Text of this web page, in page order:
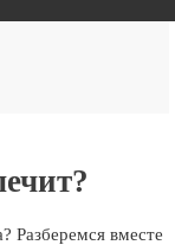
Разберемся вместе